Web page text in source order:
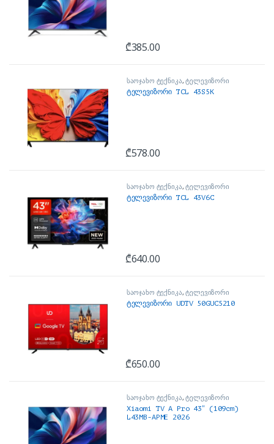
₾385.00
საოჯახო ტექნიკა,ტელევიზორი
ტელევიზორი TCL 43S5K
₾578.00
საოჯახო ტექნიკა,ტელევიზორი
ტელევიზორი TCL 43V6C
₾640.00
საოჯახო ტექნიკა,ტელევიზორი
ტელევიზორი UDTV 50GUC5210
₾650.00
საოჯახო ტექნიკა,ტელევიზორი
Xiaomi TV A Pro 43″ (109cm)
L43MB-APME 2026